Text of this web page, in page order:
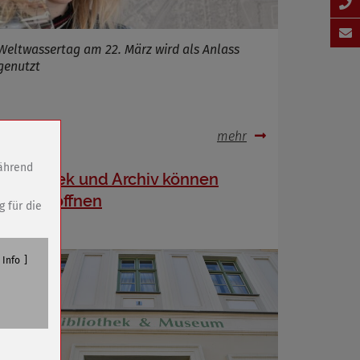
am 22. März wird als Anlass
mehr
Bibliothek und Archiv können
öffnen
für die
Info